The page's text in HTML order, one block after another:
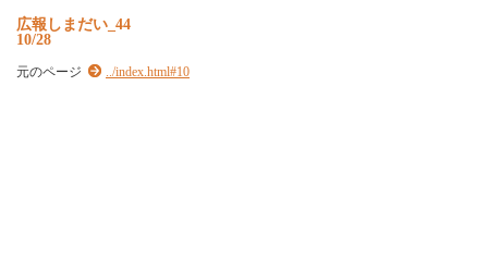
広報しまだい_44
10/28
元のページ ../index.html#10